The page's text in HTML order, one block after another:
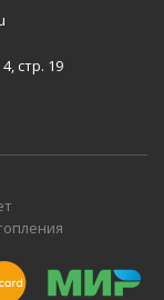
стр. 19